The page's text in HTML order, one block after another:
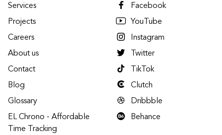
Services
Projects
Careers
About us
Contact
Blog
Glossary
EL Chrono - Affordable
Time Tracking
Facebook
YouTube
Instagram
Twitter
TikTok
Clutch
Dribbble
Behance